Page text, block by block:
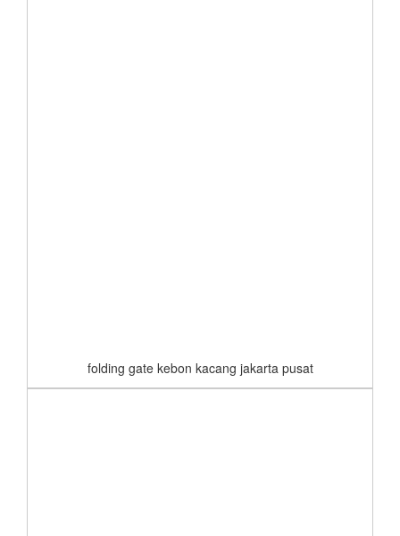
folding gate kebon kacang jakarta pusat